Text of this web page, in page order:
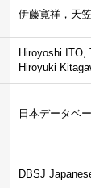
伊藤寛祥，天
Hiroyoshi ITO,
Hiroyuki
日本データベ
DBSJ